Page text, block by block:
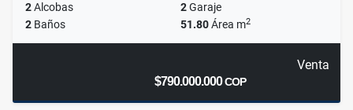
2Alcobas 2Garaje
2 Baños 51.80Área m2
Venta
$790.000.000COP